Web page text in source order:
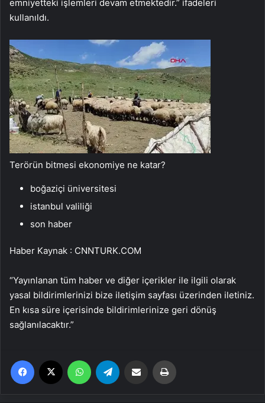
emniyetteki işlemleri devam etmektedir.” ifadeleri
kullanıldı.
Terörün bitmesi ekonomiye ne katar?
boğaziçi üniversitesi
istanbul valiliği
son haber
Haber Kaynak : CNNTURK.COM
“Yayınlanan tüm haber ve diğer içerikler ile ilgili olarak
yasal bildirimlerinizi bize iletişim sayfası üzerinden iletiniz.
En kısa süre içerisinde bildirimlerinize geri dönüş
sağlanılacaktır.”
Facebook WhatsApp Email'den paylaş